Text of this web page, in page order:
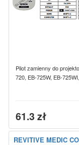
Pilot zamienny do
720, EB-725W, EB-
61.3 zł
REVITIVE MEDIC